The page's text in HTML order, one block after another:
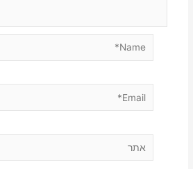
Email*